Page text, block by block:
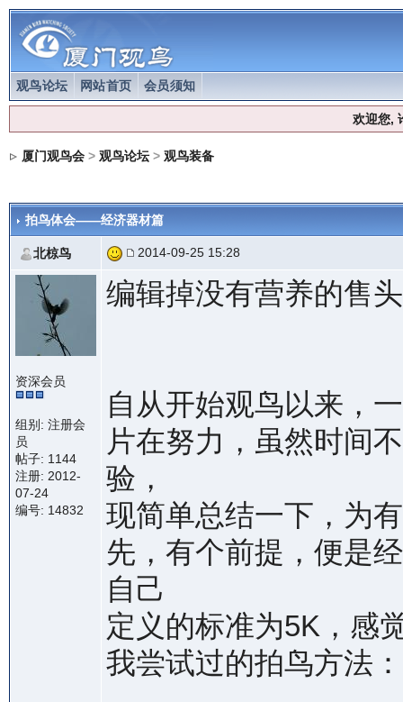
观鸟论坛 网站首页 会员须知
欢迎您,
厦门观鸟会> 观鸟论坛> 观鸟装备
拍鸟体会——经济器材篇
北椋鸟 2014-09-25 15:28
资深会员
组别: 注册会
员
帖子: 1144
注册: 2012-
07-24
编号: 14832
编辑掉没有营养的售
自从开始观鸟以来，
片在努力，虽然时间
验，
现简单总结一下，为
先，有个前提，便是
自己
定义的标准为5K，感
我尝试过的拍鸟方法：